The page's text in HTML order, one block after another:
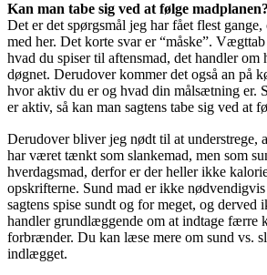
Kan man tabe sig ved at følge madplanen?
Det er det spørgsmål jeg har fået flest
med her. Det korte svar er “måske”.
hvad du spiser til aftensmad, det handler om
døgnet. Derudover kommer det også an på
hvor aktiv du er og hvad din målsætning er.
er aktiv, så kan man sagtens tabe sig ved at
Derudover bliver jeg nødt til at understrege,
har været tænkt som slankemad, men som
hverdagsmad, derfor er der heller ikke
opskrifterne. Sund mad er ikke
sagtens spise sundt og for meget, og
handler grundlæggende om at indtage færre
forbrænder. Du kan læse mere om sund vs.
indlægget.